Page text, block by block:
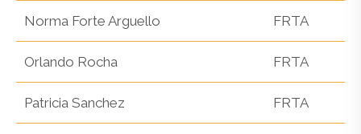
Norma Forte Arguello FRTA
Orlando Rocha FRTA
Patricia Sanchez FRTA